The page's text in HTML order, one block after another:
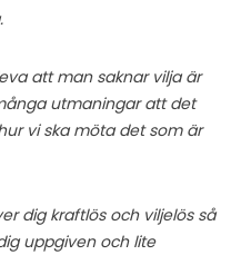
att man saknar vilja är
utmaningar att det
vi ska möta det som är
dig kraftlös och viljelös så
uppgiven och lite